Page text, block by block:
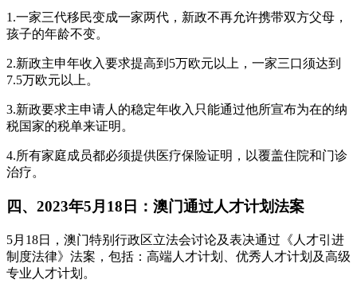
1.一家三代移民变成一家两代，新政不再允许携带双方父母，
孩子的年龄不变。
2.新政主申年收入要求提高到5万欧元以上，一家三口须达到
7.5万欧元以上。
3.新政要求主申请人的稳定年收入只能通过他所宣布为在的纳
税国家的税单来证明。
4.所有家庭成员都必须提供医疗保险证明，以覆盖住院和门诊
治疗。
四、2023年5月18日：澳门通过人才计划法案
5月18日，澳门特别行政区立法会讨论及表决通过《人才引进
制度法律》法案，包括：高端人才计划、优秀人才计划及高级
专业人才计划。